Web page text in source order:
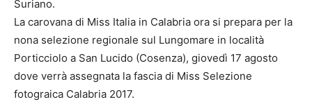
Suriano.
La carovana di Miss Italia in Calabria ora si prepara per la
nona selezione regionale sul Lungomare in località
Porticciolo a San Lucido (Cosenza), giovedì 17 agosto
dove verrà assegnata la fascia di Miss Selezione
fotograica Calabria 2017.